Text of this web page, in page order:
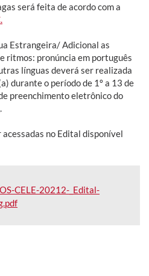
será feita de acordo com a
Estrangeira/ Adicional as
ritmos: pronúncia em português
línguas deverá ser realizada
durante o período de 1º a 13 de
preenchimento eletrônico do
no Edital disponível
CELE-20212-_Edital-